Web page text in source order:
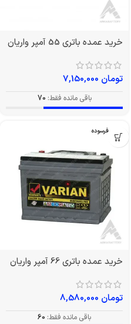
خرید عمده باتری 55 آمپر واریان
تومان
باقی مانده فقط: 70
بدون فرسوده
خرید عمده باتری 66 آمپر واریان
تومان
باقی مانده فقط: 60